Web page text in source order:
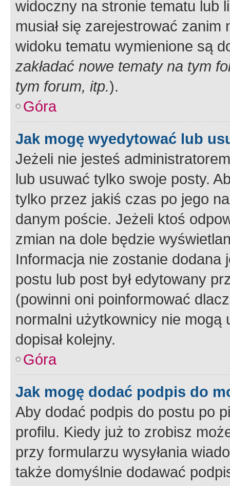
widoczny na stronie tematu lub
musiał się zarejestrować
widoku tematu wymienione są
zakładać nowe tematy na tym
tym forum, itp.).
Góra
Jak mogę wyedytować lub
Jeżeli nie jesteś
lub usuwać tylko swoje posty.
tylko przez jakiś czas po jego
danym poście. Jeżeli ktoś
zmian na dole będzie
Informacja nie zostanie dodana
postu lub post był edytowany
(powinni oni poinformować
normalni użytkownicy nie
dopisał kolejny.
Góra
Jak mogę dodać podpis do
Aby dodać podpis do postu po
profilu. Kiedy już to zrobisz
przy formularzu wysyłania
także domyślnie dodawać